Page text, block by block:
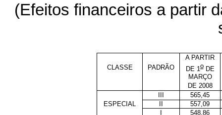
(Efeitos financeiros a partir
A PARTIR
CLASSE
PADRÃO DE 1oDE
MARÇO
DE 2008
565,45
ESPECIAL
557,09
548,86